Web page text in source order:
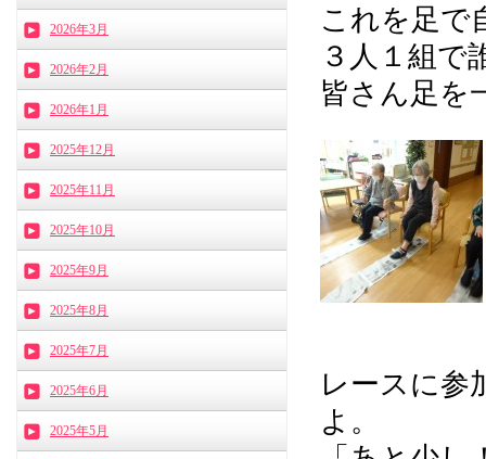
これを足で
３人１組で
皆さん足を
レースに参
よ。
2026年3月
2026年2月
2026年1月
2025年12月
2025年11月
2025年10月
2025年9月
2025年8月
2025年7月
2025年6月
2025年5月